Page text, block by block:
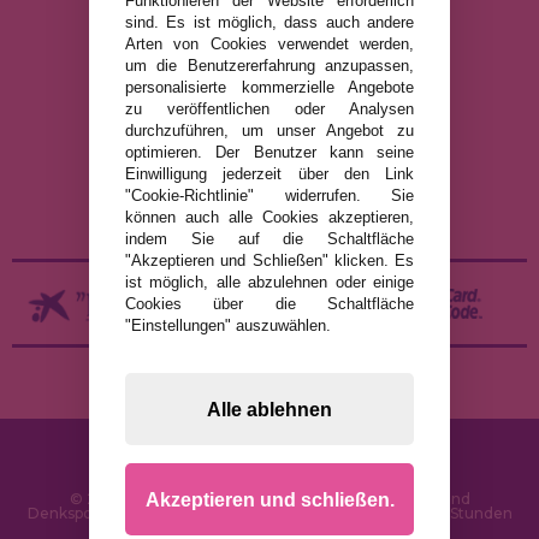
RECHTLICHE HINWEISE
DATENSCHUTZRICHTLINIE
COOKIE-RICHTLINIE
VERSAND UND RÜCKGABE
RÜCKGABE / WIDERRUF
© 2026 PuzzleLaden.de - Online-Shop für Puzzles und
Denksportaufgaben im Internet. Schnelle Lieferung in 24 Stunden
sind. Es ist möglich, dass auch andere
Arten von Cookies verwendet werden,
um die Benutzererfahrung anzupassen,
personalisierte kommerzielle Angebote
zu veröffentlichen oder Analysen
durchzuführen, um unser Angebot zu
optimieren. Der Benutzer kann seine
Einwilligung jederzeit über den Link
"Cookie-Richtlinie" widerrufen. Sie
können auch alle Cookies akzeptieren,
indem Sie auf die Schaltfläche
"Akzeptieren und Schließen" klicken. Es
ist möglich, alle abzulehnen oder einige
Cookies über die Schaltfläche
"Einstellungen" auszuwählen.
Alle ablehnen
Akzeptieren und schließen.